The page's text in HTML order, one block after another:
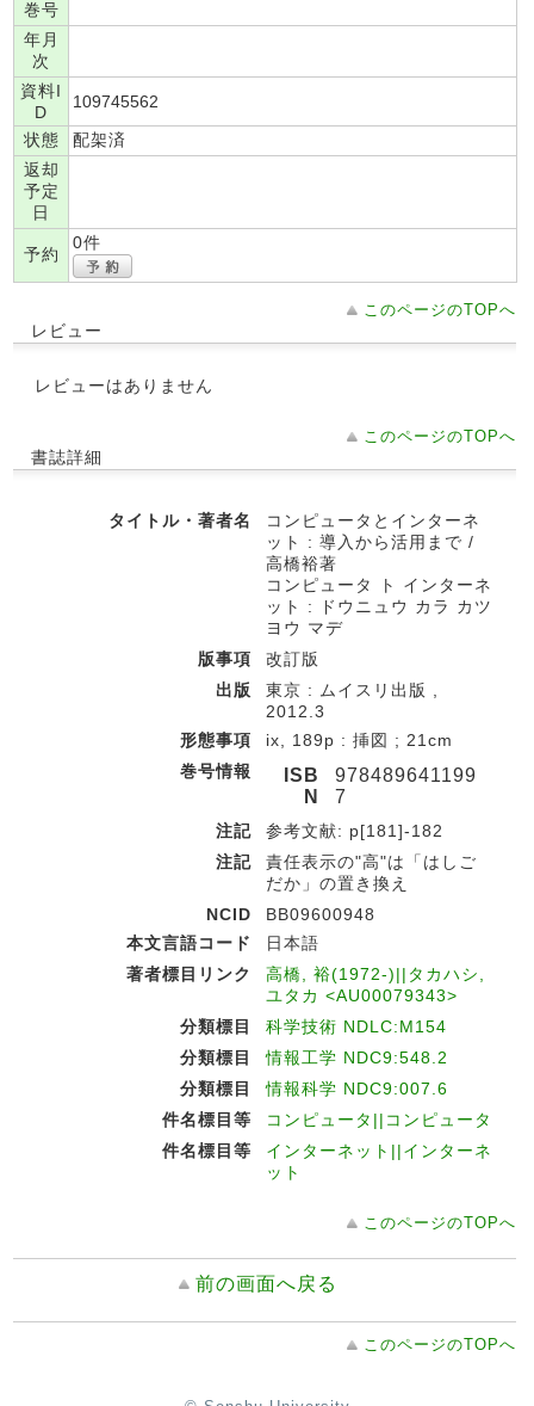
巻号
年月
次
資料I
D
109745562
状態
配架済
返却
予定
日
予約
0件
このページのTOPへ
レビュー
レビューはありません
このページのTOPへ
書誌詳細
タイトル・著者名
コンピュータとインターネ
ット : 導入から活用まで /
高橋裕著
コンピュータ ト インターネ
ット : ドウニュウ カラ カツ
ヨウ マデ
版事項
改訂版
出版
東京 : ムイスリ出版 ,
2012.3
形態事項
ix, 189p : 挿図 ; 21cm
巻号情報
ISB
N
978489641199
7
注記
参考文献: p[181]-182
注記
責任表示の"高"は「はしご
だか」の置き換え
NCID
BB09600948
本文言語コード
日本語
著者標目リンク
高橋, 裕(1972-)||タカハシ,
ユタカ <AU00079343>
分類標目
科学技術 NDLC:M154
分類標目
情報工学 NDC9:548.2
分類標目
情報科学 NDC9:007.6
件名標目等
コンピュータ||コンピュータ
件名標目等
インターネット||インターネ
ット
このページのTOPへ
前の画面へ戻る
このページのTOPへ